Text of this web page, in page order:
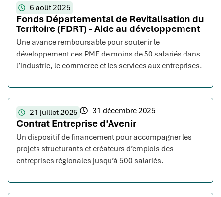
6 août 2025
Fonds Départemental de Revitalisation du
Territoire (FDRT) - Aide au développement
Une avance remboursable pour soutenir le
développement des PME de moins de 50 salariés dans
l’industrie, le commerce et les services aux entreprises.
21 juillet 2025 31 décembre 2025
Contrat Entreprise d’Avenir
Un dispositif de financement pour accompagner les
projets structurants et créateurs d’emplois des
entreprises régionales jusqu’à 500 salariés.